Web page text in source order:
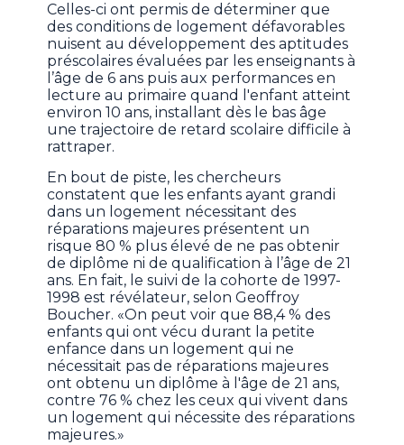
Celles-ci ont permis de déterminer que
des conditions de logement défavorables
nuisent au développement des aptitudes
préscolaires évaluées par les enseignants à
l’âge de 6 ans puis aux performances en
lecture au primaire quand l'enfant atteint
environ 10 ans, installant dès le bas âge
une trajectoire de retard scolaire difficile à
rattraper.
En bout de piste, les chercheurs
constatent que les enfants ayant grandi
dans un logement nécessitant des
réparations majeures présentent un
risque 80 % plus élevé de ne pas obtenir
de diplôme ni de qualification à l’âge de 21
ans. En fait, le suivi de la cohorte de 1997-
1998 est révélateur, selon Geoffroy
Boucher. «On peut voir que 88,4 % des
enfants qui ont vécu durant la petite
enfance dans un logement qui ne
nécessitait pas de réparations majeures
ont obtenu un diplôme à l'âge de 21 ans,
contre 76 % chez les ceux qui vivent dans
un logement qui nécessite des réparations
majeures.»